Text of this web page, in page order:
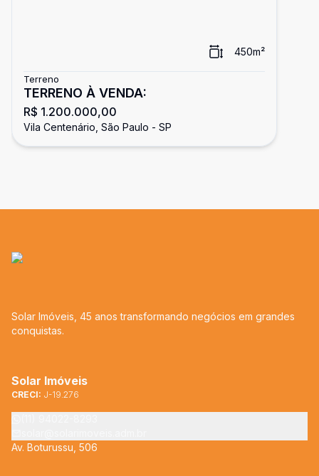
450m²
Terreno
TERRENO À VENDA:
R$ 1.200.000,00
Vila Centenário, São Paulo - SP
Solar Imóveis, 45 anos transformando negócios em grandes
conquistas.
Solar Imóveis
CRECI: J-19.276
Av. Boturussu, 506